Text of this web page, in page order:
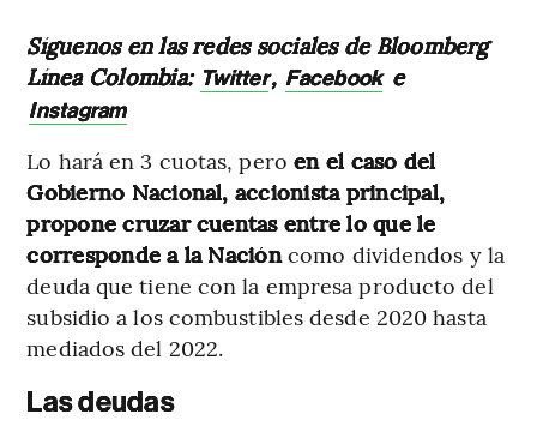
Síguenos en las redes sociales de Bloomberg
Línea Colombia: Twitter, Facebook e
Instagram
Lo hará en 3 cuotas, pero en el caso del
Gobierno Nacional, accionista principal,
propone cruzar cuentas entre lo que le
corresponde a la Nacióncomo dividendos y la
deuda que tiene con la empresa producto del
subsidio a los combustibles desde 2020 hasta
mediados del 2022.
Las deudas